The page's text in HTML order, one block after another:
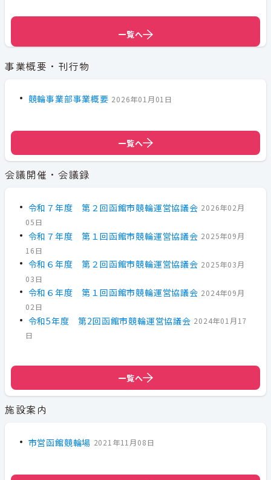
一覧へ
一覧へ
事業概要・刊行物
競輪事業部事業概要 2026年01月01日
一覧へ
会議開催・会議録
令和７年度 第２回函館市競輪運営協議会 2026年02月
05日
令和７年度 第１回函館市競輪運営協議会 2025年09月
16日
令和６年度 第２回函館市競輪運営協議会 2025年03月
03日
令和６年度 第１回函館市競輪運営協議会 2024年09月
02日
令和5年度 第2回函館市競輪運営協議会 2024年01月17
日
一覧へ
施設案内
市営函館競輪場 2021年11月08日